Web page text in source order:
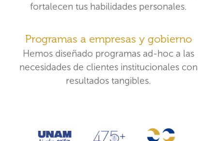
fortalecen tus habilidades personales.
Programas a empresas y gobierno
Hemos diseñado programas ad-hoc a las
necesidades de clientes institucionales con
resultados tangibles.